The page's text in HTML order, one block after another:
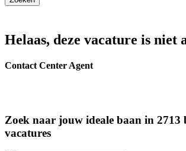
Helaas, deze vacature is niet
Contact Center Agent
Zoek naar jouw ideale baan in 2713
vacatures